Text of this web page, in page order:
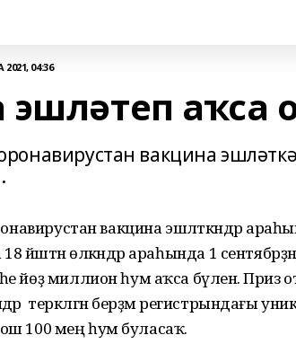
2021, 04:36
аҡса
вакцина
вакцина эшләткәндәр
йәштән өлкәндәр араһында 1 сентябрҙән
йөҙ миллион һум аҡса бүленә. Приз
теркәлгән берҙәм регистрындағы
отош 100 мең һум буласаҡ.